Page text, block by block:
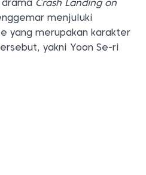
Crash Landing on
menjuluki
yang merupakan karakter
yakni Yoon Se-ri